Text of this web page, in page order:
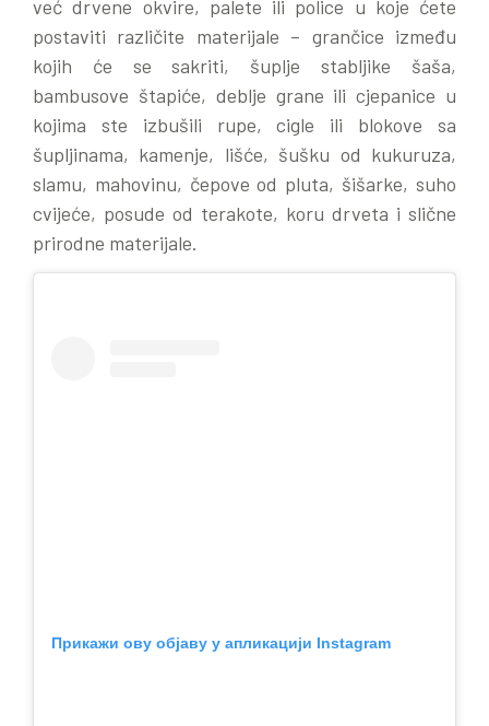
već drvene okvire, palete ili police u koje ćete
postaviti različite materijale – grančice između
kojih će se sakriti, šuplje stabljike šaša,
bambusove štapiće, deblje grane ili cjepanice u
kojima ste izbušili rupe, cigle ili blokove sa
šupljinama, kamenje, lišće, šušku od kukuruza,
slamu, mahovinu, čepove od pluta, šišarke, suho
cvijeće, posude od terakote, koru drveta i slične
prirodne materijale.
Прикажи ову објаву у апликацији Instagram